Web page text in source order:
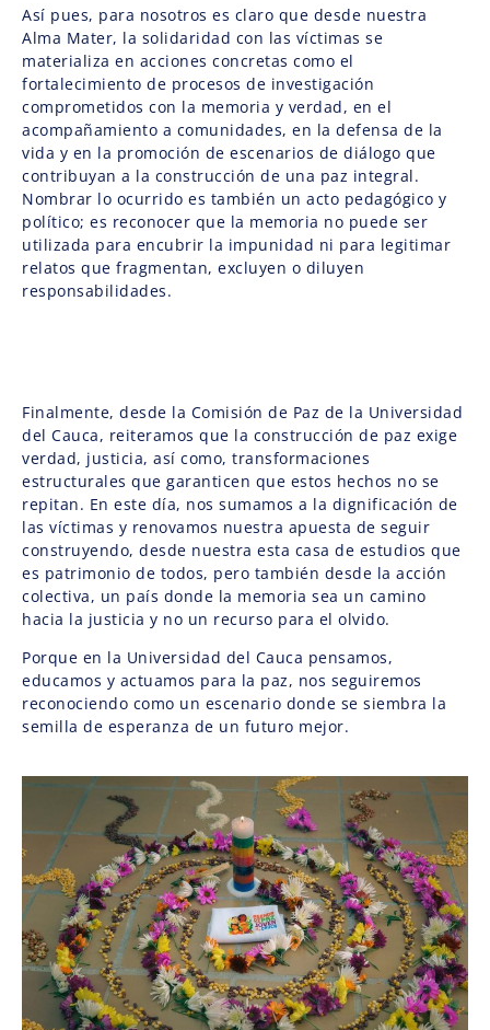
Así pues, para nosotros es claro que desde nuestra
Alma Mater, la solidaridad con las víctimas se
materializa en acciones concretas como el
fortalecimiento de procesos de investigación
comprometidos con la memoria y verdad, en el
acompañamiento a comunidades, en la defensa de la
vida y en la promoción de escenarios de diálogo que
contribuyan a la construcción de una paz integral.
Nombrar lo ocurrido es también un acto pedagógico y
político; es reconocer que la memoria no puede ser
utilizada para encubrir la impunidad ni para legitimar
relatos que fragmentan, excluyen o diluyen
responsabilidades.
Finalmente, desde la Comisión de Paz de la Universidad
del Cauca, reiteramos que la construcción de paz exige
verdad, justicia, así como, transformaciones
estructurales que garanticen que estos hechos no se
repitan. En este día, nos sumamos a la dignificación de
las víctimas y renovamos nuestra apuesta de seguir
construyendo, desde nuestra esta casa de estudios que
es patrimonio de todos, pero también desde la acción
colectiva, un país donde la memoria sea un camino
hacia la justicia y no un recurso para el olvido.
Porque en la Universidad del Cauca pensamos,
educamos y actuamos para la paz, nos seguiremos
reconociendo como un escenario donde se siembra la
semilla de esperanza de un futuro mejor.